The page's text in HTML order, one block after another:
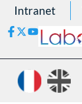
Intranet